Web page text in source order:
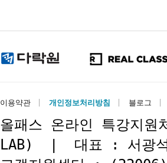
이용약관 개인정보처리방침 블로그
올패스 온라인 특강지원
LAB) | 대표 : 서